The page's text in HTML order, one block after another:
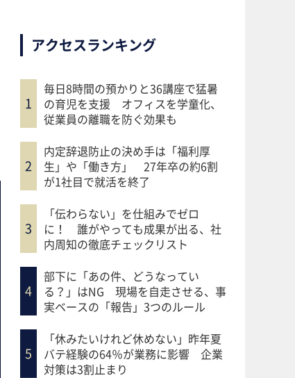
アクセスランキング
毎日8時間の預かりと36講座で猛暑
の育児を支援 オフィスを学童化、
従業員の離職を防ぐ効果も
内定辞退防止の決め手は「福利厚
生」や「働き方」 27年卒の約6割
が1社目で就活を終了
「伝わらない」を仕組みでゼロ
に！ 誰がやっても成果が出る、社
内周知の徹底チェックリスト
部下に「あの件、どうなってい
る？」はNG 現場を自走させる、事
実ベースの「報告」3つのルール
「休みたいけれど休めない」昨年夏
バテ経験の64％が業務に影響 企業
対策は3割止まり